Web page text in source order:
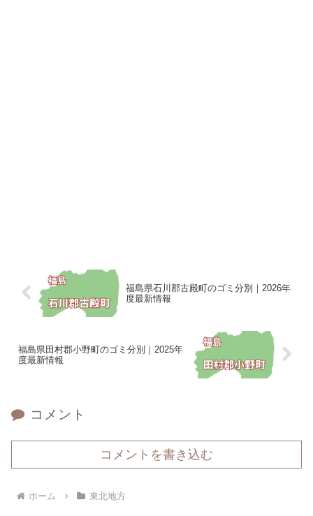
福島県石川郡古殿町のゴミ分別｜2026年
度最新情報
福島県田村郡小野町のゴミ分別｜2025年
度最新情報
コメント
コメントを書き込む
ホーム 東北地方